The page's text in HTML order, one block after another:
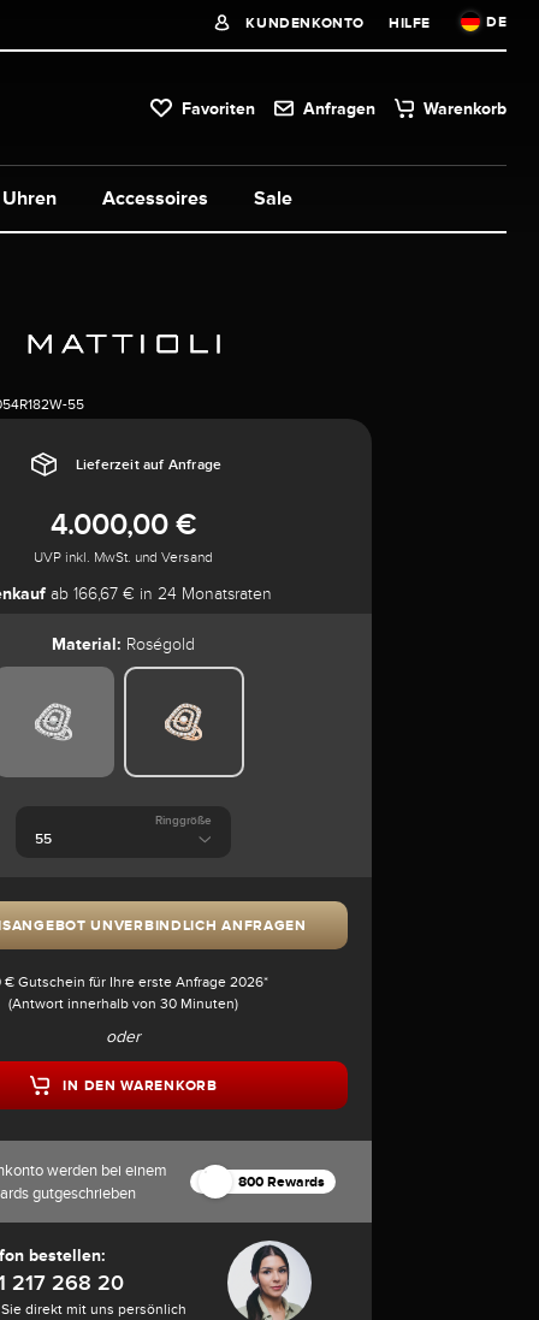
KUNDENKONTO HILFE DE
Favoriten Anfragen Warenkorb
Uhren Accessoires Sale
55
Lieferzeit auf Anfrage
4.000,00 €
UVP inkl. MwSt. und Versand
ab 166,67 € in 24 Monatsraten
Material: Roségold
Ringgröße
UNVERBINDLICH ANFRAGEN
€ Gutschein für Ihre erste Anfrage 2026*
(Antwort innerhalb von 30 Minuten)
oder
IN DEN WARENKORB
werden bei einem
gutgeschrieben
800 Rewards
bestellen:
217 268 20
direkt mit uns persönlich